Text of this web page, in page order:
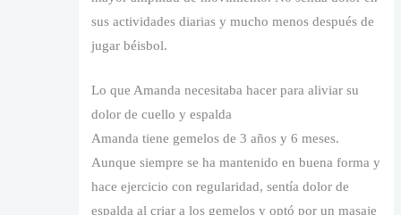
sus actividades diarias y mucho menos después de
jugar béisbol.
Lo que Amanda necesitaba hacer para aliviar su
dolor de cuello y espalda
Amanda tiene gemelos de 3 años y 6 meses.
Aunque siempre se ha mantenido en buena forma y
hace ejercicio con regularidad, sentía dolor de
espalda al criar a los gemelos y optó por un masaje